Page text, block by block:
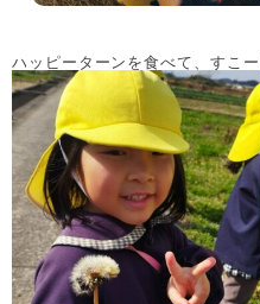
ハッピーターンを食べて、すこ